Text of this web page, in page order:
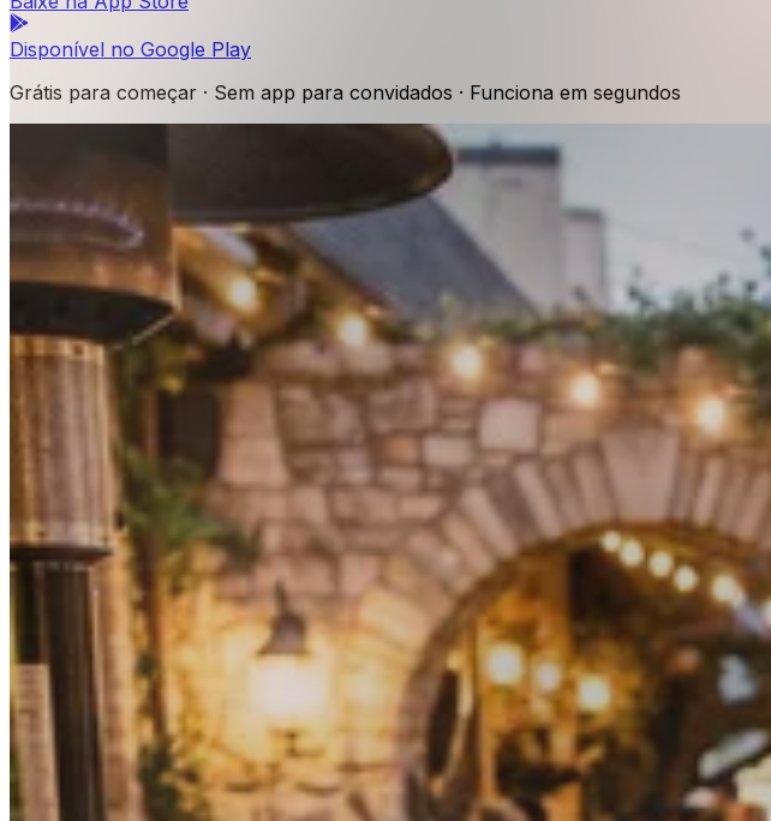
Disponível no Google Play
Grátis para começar · Sem app para convidados · Funciona em segundos